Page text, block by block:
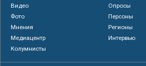
Видео
Опросы
Фото
Персоны
Мнения
Регионы
Медиацентр
Интервью
Колумнисты